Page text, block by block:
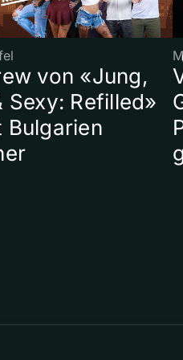
von «Jung,
Sexy: Refilled»
Bulgarien